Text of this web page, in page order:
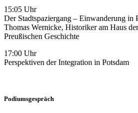
15:05 Uhr
Der Stadtspaziergang – Einwanderung in
Thomas Wernicke, Historiker am Haus
Preußischen Geschichte
17:00 Uhr
Perspektiven der Integration in Potsdam
Podiumsgespräch